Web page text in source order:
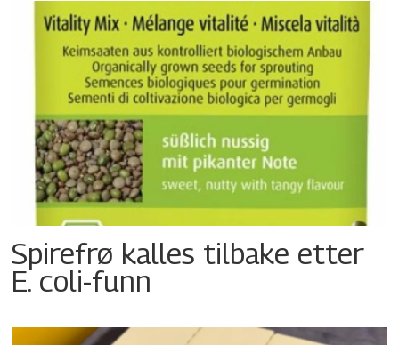
Spirefrø kalles tilbake etter
E. coli-funn